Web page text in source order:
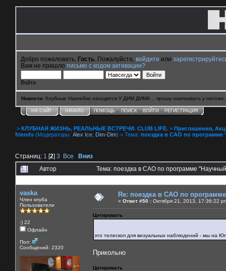
Добро пожаловать, Гость . Пожалуйста, войдите или
Вам не пришло письмо с кодом активации?
Войти
Новости: Клубные Наклейки находятся У ДИМ ДИМА . прошу наклеивать у негоже
НА САЙТ НАЧАЛО ПОМОЩЬ ПОИСК ВОЙТИ РЕГИСТРАЦИЯ
> КЛУБНАЯ ЖИЗНЬ, РЕАЛЬНЫЕ ВСТРЕЧИ. CLUB LIFE. > Приглашения,
friends (Модераторы: Alex Ice Dim-Dim) > Тема: поездка в САО по программе
Страниц: 1 [2] 3 Все
Вниз
Автор
Тема: поездка в САО по программе
vaska
Член клуба
Пользователи
:) 22
Офлайн
Пол:
Сообщений: 2320
Re: поездка в САО по
« Ответ #50 : Октября 21, 2013, 17:36:22
Цитировать
это телескоп для визуальных наблюдений - мы на
Прикольно
Цитировать